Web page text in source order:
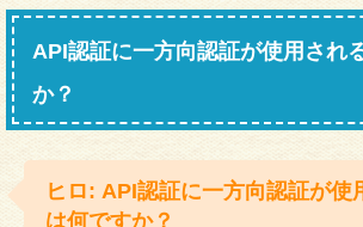
API認証に一方向認証が使用され
か？
ヒロ: API認証に一方向認証が使
は何ですか？